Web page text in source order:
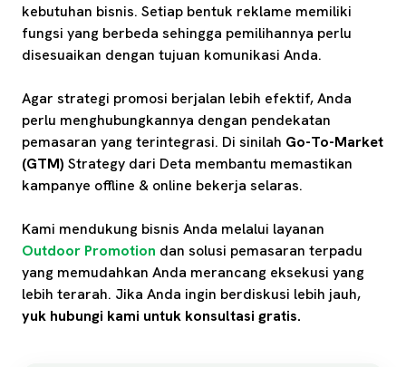
kebutuhan bisnis. Setiap bentuk reklame memiliki
fungsi yang berbeda sehingga pemilihannya perlu
disesuaikan dengan tujuan komunikasi Anda.
Agar strategi promosi berjalan lebih efektif, Anda
perlu menghubungkannya dengan pendekatan
pemasaran yang terintegrasi. Di sinilah Go-To-Market
(GTM) Strategy dari Deta membantu memastikan
kampanye offline & online bekerja selaras.
Kami mendukung bisnis Anda melalui layanan
Outdoor Promotion dan solusi pemasaran terpadu
yang memudahkan Anda merancang eksekusi yang
lebih terarah. Jika Anda ingin berdiskusi lebih jauh,
yuk hubungi kami untuk konsultasi gratis.